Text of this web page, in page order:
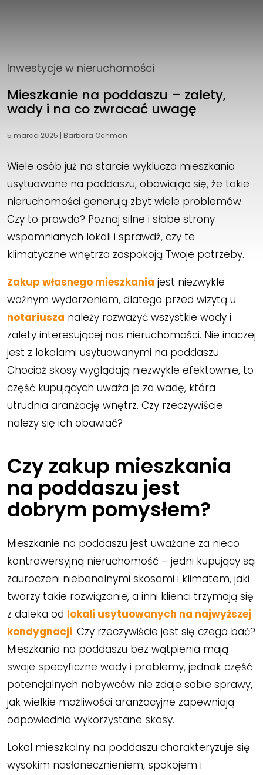
Inwestycje w nieruchomości
Mieszkanie na poddaszu – zalety,
wady i na co zwracać uwagę
5 marca 2025 | Barbara Ochman
Wiele osób już na starcie wyklucza mieszkania
usytuowane na poddaszu, obawiając się, że takie
nieruchomości generują zbyt wiele problemów.
Czy to prawda? Poznaj silne i słabe strony
wspomnianych lokali i sprawdź, czy te
klimatyczne wnętrza zaspokoją Twoje potrzeby.
Zakup własnego mieszkania jest niezwykle
ważnym wydarzeniem, dlatego przed wizytą u
notariusza należy rozważyć wszystkie wady i
zalety interesującej nas nieruchomości. Nie inaczej
jest z lokalami usytuowanymi na poddaszu.
Chociaż skosy wyglądają niezwykle efektownie, to
część kupujących uważa je za wadę, która
utrudnia aranżację wnętrz. Czy rzeczywiście
należy się ich obawiać?
Czy zakup mieszkania
na poddaszu jest
dobrym pomysłem?
Mieszkanie na poddaszu jest uważane za nieco
kontrowersyjną nieruchomość – jedni kupujący są
zauroczeni niebanalnymi skosami i klimatem, jaki
tworzy takie rozwiązanie, a inni klienci trzymają się
z daleka od lokali usytuowanych na najwyższej
kondygnacji. Czy rzeczywiście jest się czego bać?
Mieszkania na poddaszu bez wątpienia mają
swoje specyficzne wady i problemy, jednak część
potencjalnych nabywców nie zdaje sobie sprawy,
jak wielkie możliwości aranżacyjne zapewniają
odpowiednio wykorzystane skosy.
Lokal mieszkalny na poddaszu charakteryzuje się
wysokim nasłonecznieniem, spokojem i